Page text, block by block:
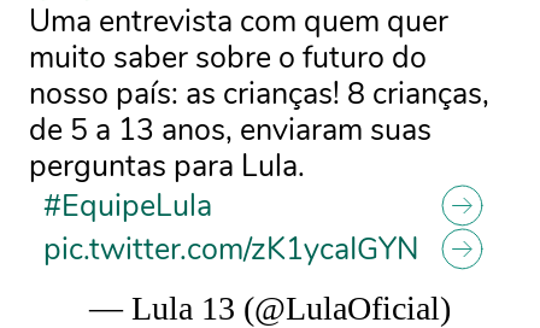
Uma entrevista com quem quer
muito saber sobre o futuro do
nosso país: as crianças! 8 crianças,
de 5 a 13 anos, enviaram suas
perguntas para Lula.
#EquipeLula
pic.twitter.com/zK1ycaIGYN
— Lula 13 (@LulaOficial)